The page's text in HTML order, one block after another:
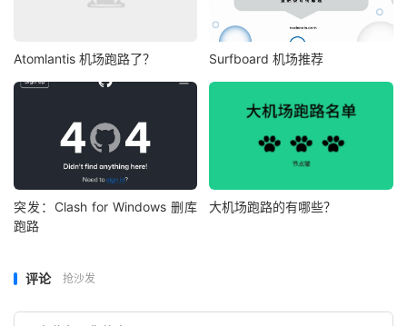
Atomlantis 机场跑路了？ Surfboard 机场推荐
突发：Clash for Windows 删库
跑路
大机场跑路的有哪些？
评论 抢沙发